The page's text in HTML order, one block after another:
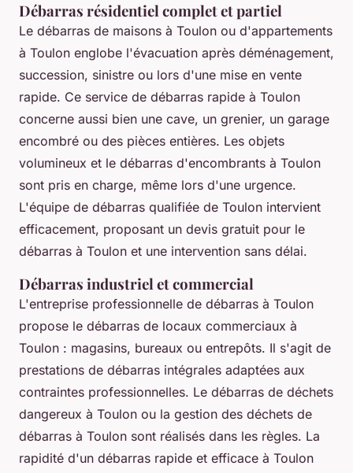
Débarras résidentiel complet et partiel
Le débarras de maisons à Toulon ou d'appartements
à Toulon englobe l'évacuation après déménagement,
succession, sinistre ou lors d'une mise en vente
rapide. Ce service de débarras rapide à Toulon
concerne aussi bien une cave, un grenier, un garage
encombré ou des pièces entières. Les objets
volumineux et le débarras d'encombrants à Toulon
sont pris en charge, même lors d'une urgence.
L'équipe de débarras qualifiée de Toulon intervient
efficacement, proposant un devis gratuit pour le
débarras à Toulon et une intervention sans délai.
Débarras industriel et commercial
L'entreprise professionnelle de débarras à Toulon
propose le débarras de locaux commerciaux à
Toulon : magasins, bureaux ou entrepôts. Il s'agit de
prestations de débarras intégrales adaptées aux
contraintes professionnelles. Le débarras de déchets
dangereux à Toulon ou la gestion des déchets de
débarras à Toulon sont réalisés dans les règles. La
rapidité d'un débarras rapide et efficace à Toulon